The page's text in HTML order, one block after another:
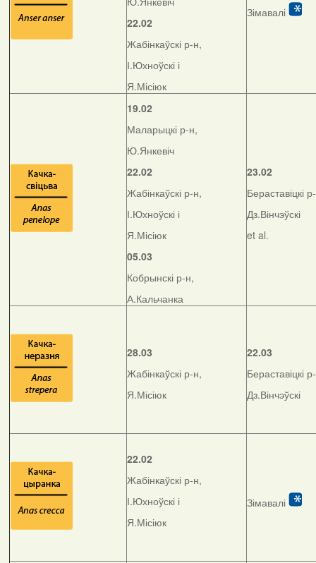
22.02
Жабінкаўскі р-н,
І.Юхноўскі і
Я.Місіюк
Зімавалі
19.02
Маларыцкі р-н,
Ю.Янкевіч
22.02
Жабінкаўскі р-н,
І.Юхноўскі і
Я.Місіюк
05.03
Кобрынскі р-н,
А.Кальчанка
23.02
Бераставіцкі
Дз.Вінчэўскі
et al.
28.03
Жабінкаўскі р-н,
Я.Місіюк
22.03
Бераставіцкі
Дз.Вінчэўскі
22.02
Жабінкаўскі р-н,
І.Юхноўскі і
Я.Місіюк
Зімавалі